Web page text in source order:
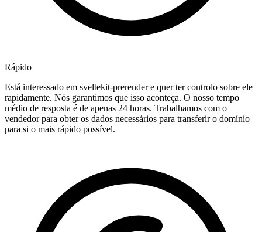
Rápido
Está interessado em sveltekit-prerender e quer ter controlo sobre ele
rapidamente. Nós garantimos que isso aconteça. O nosso tempo
médio de resposta é de apenas 24 horas. Trabalhamos com o
vendedor para obter os dados necessários para transferir o domínio
para si o mais rápido possível.